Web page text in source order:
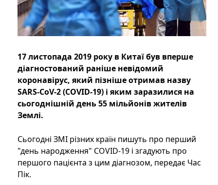
17 листопада 2019 року в Китаї був вперше
діагностований раніше невідомий
коронавірус, який пізніше отримав назву
SARS-CoV-2 (COVID-19) і яким заразилися на
сьогоднішній день 55 мільйонів жителів
Землі.
Сьогодні ЗМІ різних країн пишуть про перший
"день народження" COVID-19 і згадують про
першого пацієнта з цим діагнозом, передає Час
Пік.